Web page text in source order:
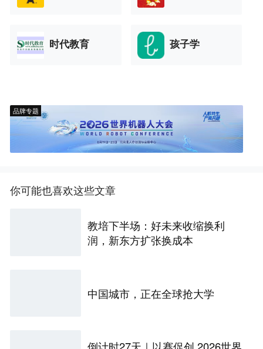
时代教育 孩子学
品牌专题
你可能也喜欢这些文章
教培下半场：好未来收缩换利
润，新东方扩张换成本
中国城市，正在全球抢大学